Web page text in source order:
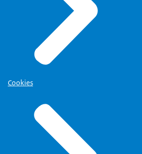
Cookies